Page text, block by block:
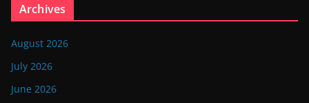
Archives
August 2026
July 2026
June 2026